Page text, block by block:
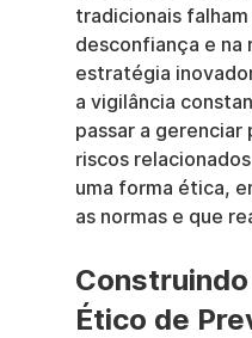
tradicionais
desconfiança e na
estratégia
a vigilância
passar a
riscos
uma forma ética,
as normas e que
Ético de